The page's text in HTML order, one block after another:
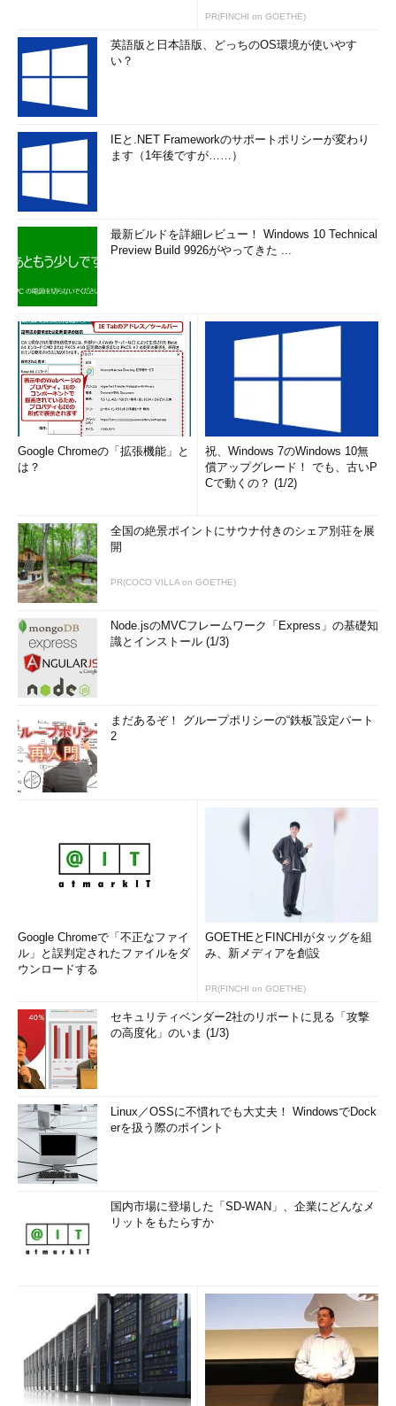
PR(FINCHI on GOETHE)
英語版と日本語版、どっちのOS環境が使いやす
い？
IEと.NET Frameworkのサポートポリシーが変わり
ます（1年後ですが……）
最新ビルドを詳細レビュー！ Windows 10 Technical
Preview Build 9926がやってきた ...
Google Chromeの「拡張機能」と
は？
祝、Windows 7のWindows 10無
償アップグレード！ でも、古いP
Cで動くの？ (1/2)
全国の絶景ポイントにサウナ付きのシェア別荘を展
開
PR(COCO VILLA on GOETHE)
Node.jsのMVCフレームワーク「Express」の基礎知
識とインストール (1/3)
まだあるぞ！ グループポリシーの“鉄板”設定パート
2
Google Chromeで「不正なファイ
ル」と誤判定されたファイルをダ
ウンロードする
GOETHEとFINCHIがタッグを組
み、新メディアを創設
PR(FINCHI on GOETHE)
セキュリティベンダー2社のリポートに見る「攻撃
の高度化」のいま (1/3)
Linux／OSSに不慣れでも大丈夫！ WindowsでDock
erを扱う際のポイント
国内市場に登場した「SD-WAN」、企業にどんなメ
リットをもたらすか